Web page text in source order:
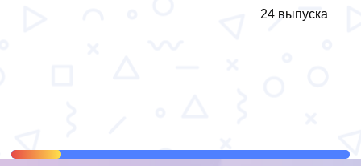
24 выпуска